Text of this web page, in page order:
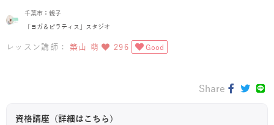
千葉市：親子
「ヨガ＆ピラティス」スタジオ
レッスン講師： 築山 萌 296 Good
Share
資格講座（詳細はこちら）